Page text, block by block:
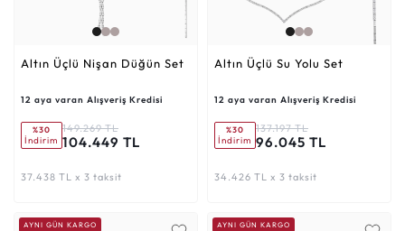
Altın Üçlü Nişan Düğün Set
12 aya varan Alışveriş Kredisi
%30
İndirim
149.269 TL
104.449 TL
37.438 TL x 3 taksit
Altın Üçlü Su Yolu Set
12 aya varan Alışveriş Kredisi
%30
İndirim
137.197 TL
96.045 TL
34.426 TL x 3 taksit
AYNI GÜN KARGO AYNI GÜN KARGO